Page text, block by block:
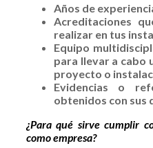
Años de
Acreditaciones
realizar en tus
Equipo
para llevar a cabo
proyecto o
Evidencias o
obtenidos con sus
¿Para qué sirve cumplir
como empresa?